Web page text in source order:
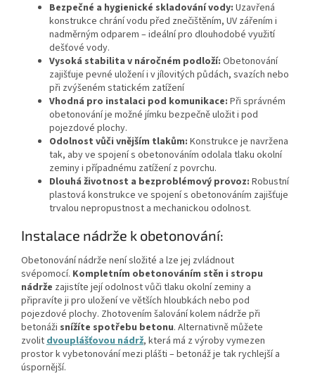
Bezpečné a hygienické skladování vody: Uzavřená
konstrukce chrání vodu před znečištěním, UV zářením i
nadměrným odparem – ideální pro dlouhodobé využití
dešťové vody.
Vysoká stabilita v náročném podloží: Obetonování
zajišťuje pevné uložení i v jílovitých půdách, svazích nebo
při zvýšeném statickém zatížení
Vhodná pro instalaci pod komunikace: Při správném
obetonování je možné jímku bezpečně uložit i pod
pojezdové plochy.
Odolnost vůči vnějším tlakům: Konstrukce je navržena
tak, aby ve spojení s obetonováním odolala tlaku okolní
zeminy i případnému zatížení z povrchu.
Dlouhá životnost a bezproblémový provoz: Robustní
plastová konstrukce ve spojení s obetonováním zajišťuje
trvalou nepropustnost a mechanickou odolnost.
Instalace nádrže k obetonování:
Obetonování nádrže není složité a lze jej zvládnout
svépomocí. Kompletním obetonováním stěn i stropu
nádrže zajistíte její odolnost vůči tlaku okolní zeminy a
připravíte ji pro uložení ve větších hloubkách nebo pod
pojezdové plochy. Zhotovením šalování kolem nádrže při
betonáži snížíte spotřebu betonu. Alternativně můžete
zvolitdvouplášťovou nádrž, která má z výroby vymezen
prostor k vybetonování mezi plášti – betonáž je tak rychlejší a
úspornější.